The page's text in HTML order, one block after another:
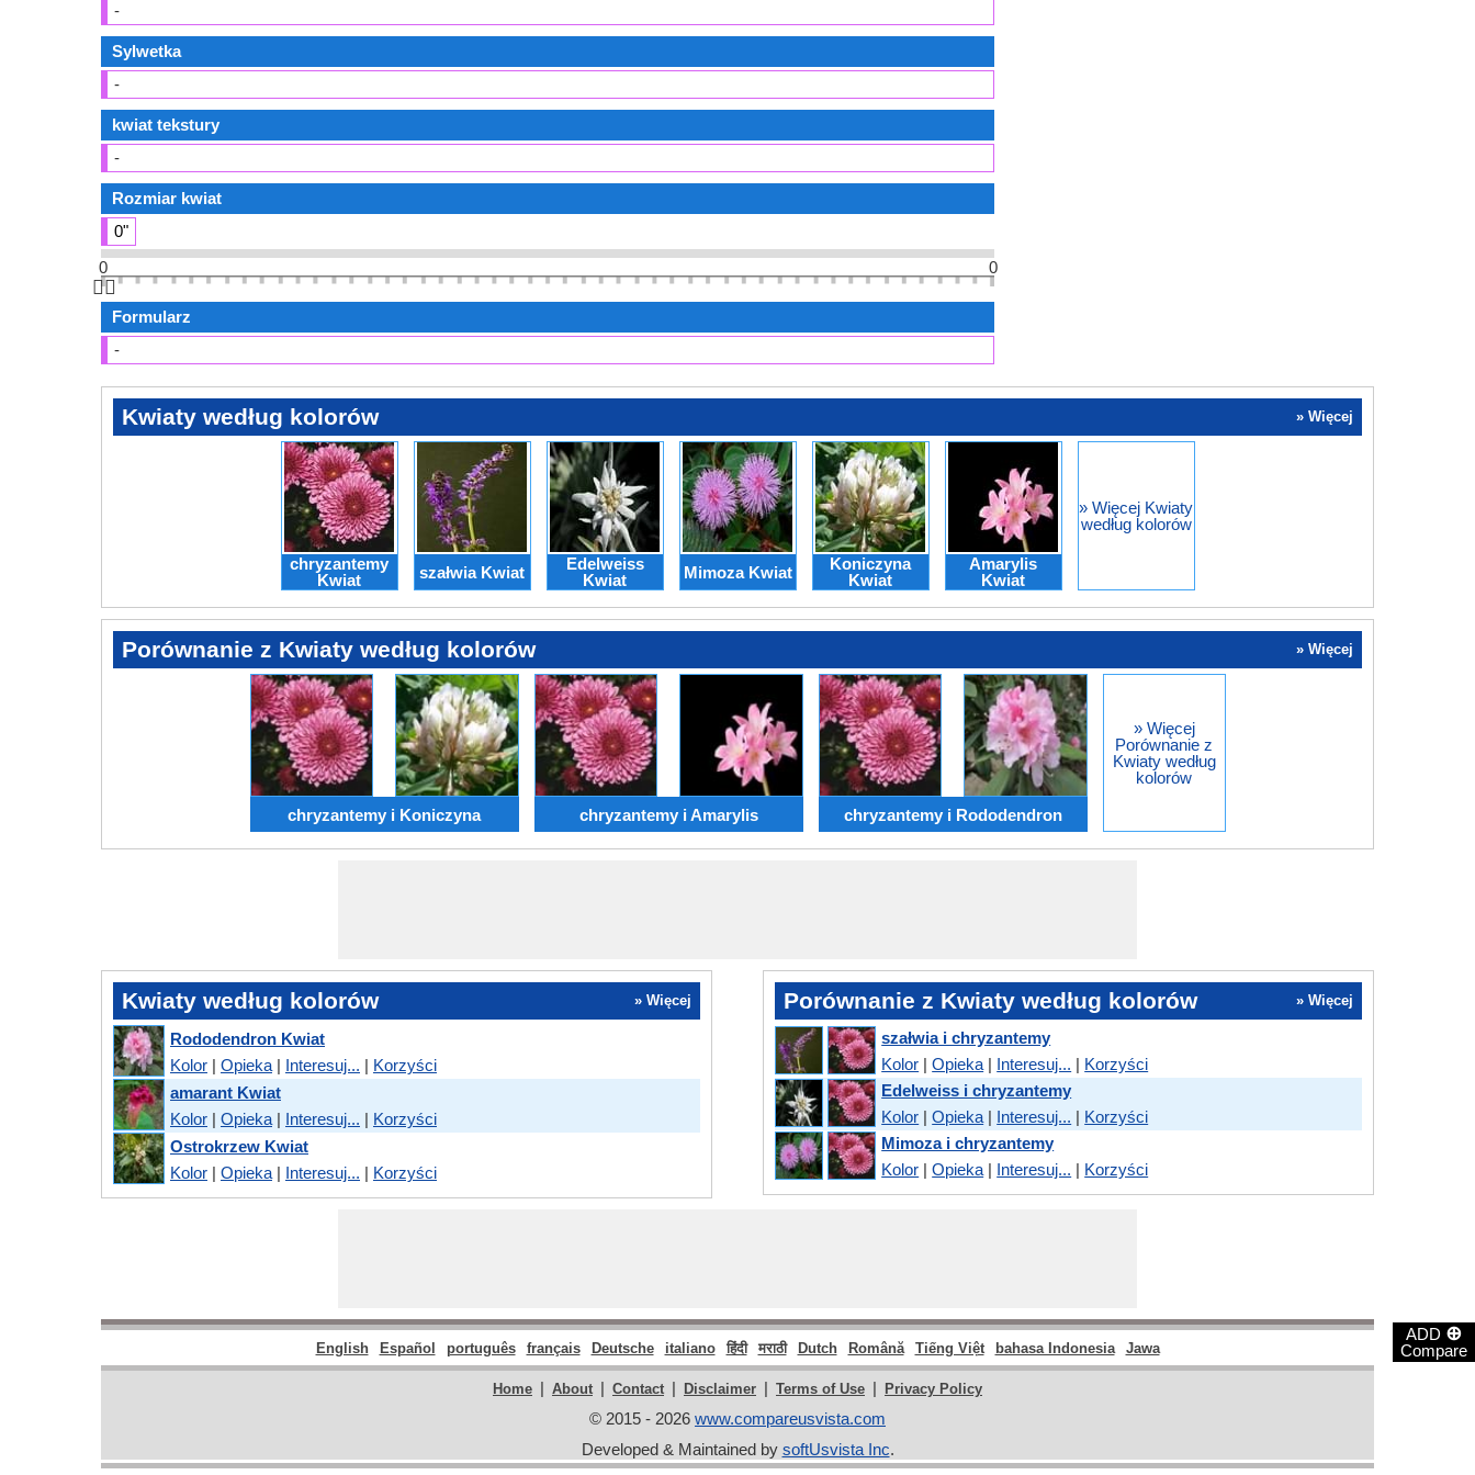
ADD ⊕
Compare
-
Sylwetka
-
kwiat tekstury
-
Rozmiar kwiat
0"
0
0
👆🏻
Formularz
-
Kwiaty według kolorów » Więcej
chryzantemy
Kwiat
szałwia Kwiat
Edelweiss
Kwiat
Mimoza Kwiat
Koniczyna
Kwiat
Amarylis
Kwiat
» Więcej Kwiaty
według kolorów
Porównanie z Kwiaty według kolorów » Więcej
chryzantemy i Koniczyna chryzantemy i Amarylis chryzantemy i Rododendron
» Więcej
Porównanie z
Kwiaty według
kolorów
Kwiaty według kolorów » Więcej
Rododendron Kwiat
Kolor | Opieka | Interesuj... | Korzyści
amarant Kwiat
Kolor | Opieka | Interesuj... | Korzyści
Ostrokrzew Kwiat
Kolor | Opieka | Interesuj... | Korzyści
Porównanie z Kwiaty według kolorów » Więcej
szałwia i chryzantemy
Kolor |Opieka | Interesuj... | Korzyści
Edelweiss i chryzantemy
Kolor |Opieka | Interesuj... | Korzyści
Mimoza i chryzantemy
Kolor |Opieka | Interesuj... | Korzyści
English Español português français Deutsche italiano हिंदी मराठी Dutch Română Tiếng Việt bahasa Indonesia Jawa
Home | About | Contact | Disclaimer | Terms of Use | Privacy Policy
© 2015 - 2026 www.compareusvista.com
Developed & Maintained by softUsvista Inc.